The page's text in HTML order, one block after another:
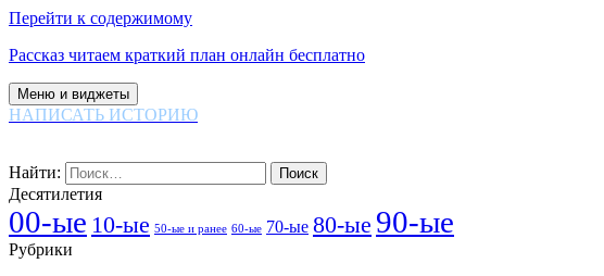
Перейти к содержимому
Рассказ читаем краткий план онлайн бесплатно
Меню и виджеты
НАПИСАТЬ ИСТОРИЮ
Найти:
Десятилетия
00-ые 10-ые 50-ые и ранее 60-ые 70-ые 80-ые 90-ые
Рубрики